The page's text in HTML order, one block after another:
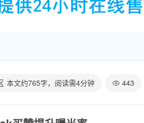
本文约765字，阅读需4分钟 443